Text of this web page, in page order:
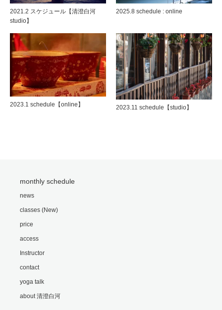
2021.2 スケジュール【清澄白河
studio】
2025.8 schedule : online
2023.1 schedule【online】 2023.11 schedule【studio】
monthly schedule
news
classes (New)
price
access
Instructor
contact
yoga talk
about 清澄白河